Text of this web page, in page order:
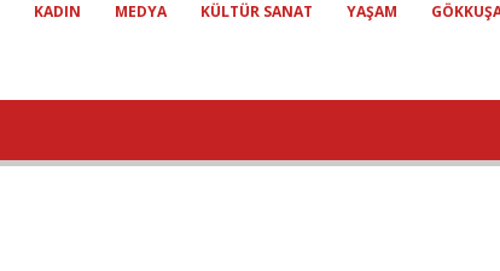
KADIN MEDYA KÜLTÜR SANAT YAŞAM